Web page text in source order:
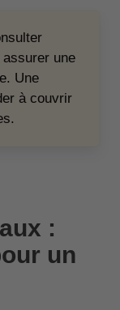
une
Une
à couvrir
:
un